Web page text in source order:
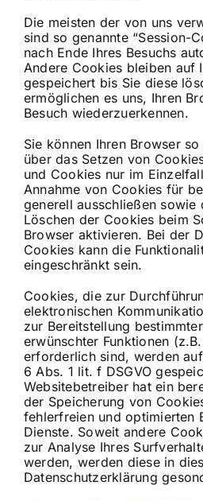
Die meisten der von uns
sind so genannte “Session-
nach Ende Ihres Besuchs
Andere Cookies bleiben auf
gespeichert bis Sie diese
ermöglichen es uns, Ihren
Besuch wiederzuerkennen.
Sie können Ihren Browser
über das Setzen von
und Cookies nur im
Annahme von Cookies für
generell ausschließen sowie
Löschen der Cookies beim
Browser aktivieren. Bei der
Cookies kann die
eingeschränkt sein.
Cookies, die zur
elektronischen
zur Bereitstellung
erwünschter Funktionen
erforderlich sind, werden
6 Abs. 1 lit. f DSGVO
Websitebetreiber hat ein
der Speicherung von
fehlerfreien und optimierten
Dienste. Soweit andere
zur Analyse Ihres
werden, werden diese in
Datenschutzerklärung